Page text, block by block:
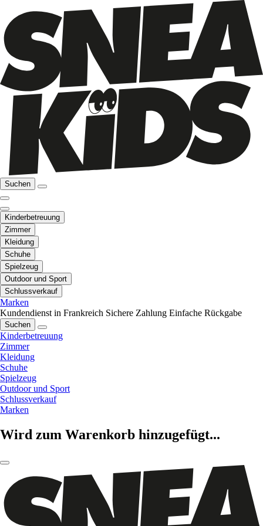
Suchen
Kinderbetreuung
Zimmer
Kleidung
Schuhe
Spielzeug
Outdoor und Sport
Schlussverkauf
Marken
Kundendienst in Frankreich Sichere Zahlung Einfache Rückgabe
Suchen
Kinderbetreuung
Zimmer
Kleidung
Schuhe
Spielzeug
Outdoor und Sport
Schlussverkauf
Marken
Wird zum Warenkorb hinzugefügt...